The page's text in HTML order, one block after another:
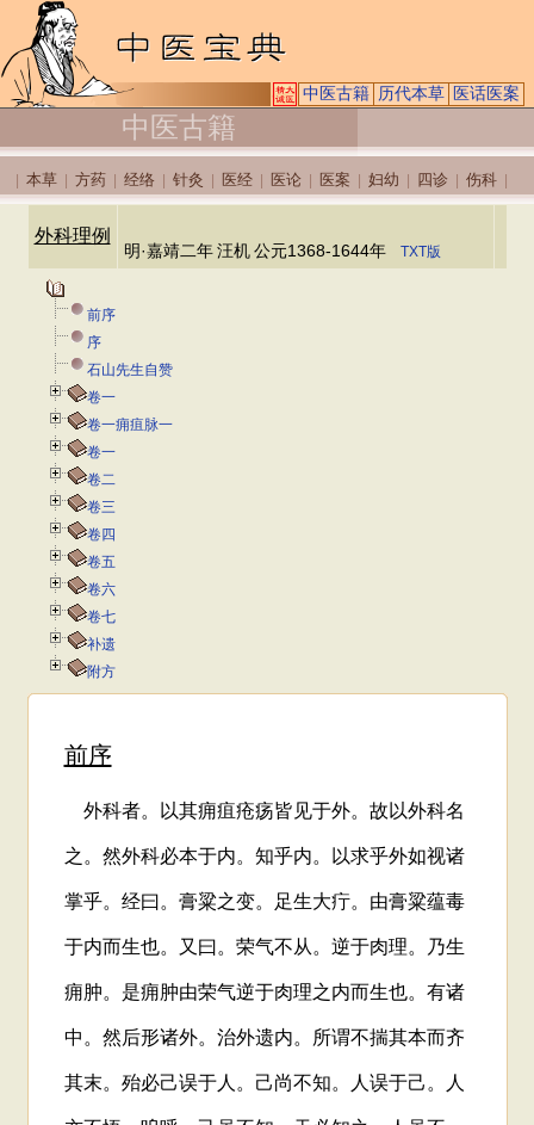
中医古籍 历代本草 医话医案
中医古籍
本草 方药 经络 针灸 医经 医论 医案 妇幼 四诊 伤科
外科理例
明·嘉靖二年 汪机 公元1368-1644年 TXT版
前序
序
石山先生自赞
卷一
卷一痈疽脉一
卷一
卷二
卷三
卷四
卷五
卷六
卷七
补遗
附方